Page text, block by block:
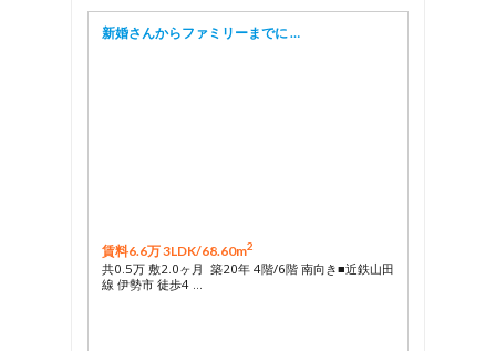
新婚さんからファミリーまでに …
賃料6.6万 3LDK/68.60m2
共0.5万 敷2.0ヶ月 築20年 4階/6階 南向き■近鉄山田
線 伊勢市 徒歩4 …